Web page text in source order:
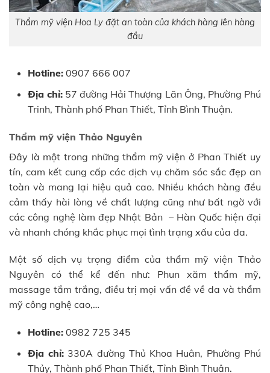
Thẩm mỹ viện Hoa Ly đặt an toàn của khách hàng lên hàng
đầu
Hotline:0907 666 007
Địa chỉ:57 đường Hải Thượng Lãn Ông, Phường Phú
Trinh, Thành phố Phan Thiết, Tỉnh Bình Thuận.
Thẩm mỹ viện Thảo Nguyên
Đây là một trong những thẩm mỹ viện ở Phan Thiết uy
tín, cam kết cung cấp các dịch vụ chăm sóc sắc đẹp an
toàn và mang lại hiệu quả cao. Nhiều khách hàng đều
cảm thấy hài lòng về chất lượng cũng như bất ngờ với
các công nghệ làm đẹp Nhật Bản – Hàn Quốc hiện đại
và nhanh chóng khắc phục mọi tình trạng xấu của da.
Một số dịch vụ trọng điểm của thẩm mỹ viện Thảo
Nguyên có thể kể đến như: Phun xăm thẩm mỹ,
massage tắm trắng, điều trị mọi vấn đề về da và thẩm
mỹ công nghệ cao,…
Hotline:0982 725 345
Địa chỉ: 330A đường Thủ Khoa Huân, Phường Phú
Thủy, Thành phố Phan Thiết, Tỉnh Bình Thuận.